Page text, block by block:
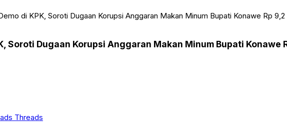
di KPK, Soroti Dugaan Korupsi Anggaran Makan Minum Bupati Konawe Rp
Soroti Dugaan Korupsi Anggaran Makan Minum Bupati Konawe
Threads